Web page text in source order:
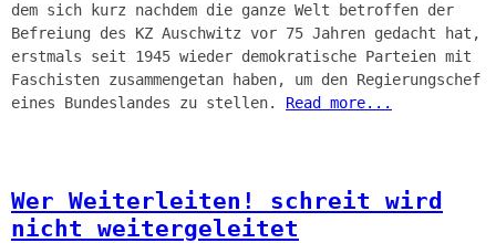
dem sich kurz nachdem die ganze Welt betroffen der
Befreiung des KZ Auschwitz vor 75 Jahren gedacht hat,
erstmals seit 1945 wieder demokratische Parteien mit
Faschisten zusammengetan haben, um den Regierungschef
eines Bundeslandes zu stellen. Read more...
Wer Weiterleiten! schreit wird
nicht weitergeleitet